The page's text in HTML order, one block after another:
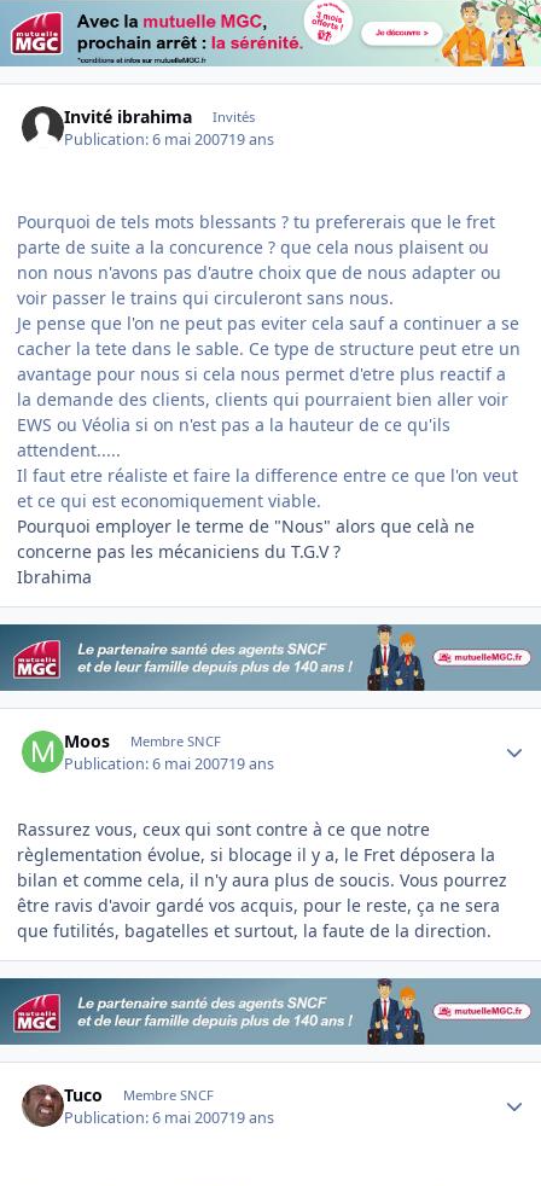
Invité ibrahima Invités
Publication:6 mai 200719 ans
Pourquoi de tels mots blessants ? tu prefererais que le fret
parte de suite a la concurence ? que cela nous plaisent ou
non nous n'avons pas d'autre choix que de nous adapter ou
voir passer le trains qui circuleront sans nous.
Je pense que l'on ne peut pas eviter cela sauf a continuer a se
cacher la tete dans le sable. Ce type de structure peut etre un
avantage pour nous si cela nous permet d'etre plus reactif a
la demande des clients, clients qui pourraient bien aller voir
EWS ou Véolia si on n'est pas a la hauteur de ce qu'ils
attendent.....
Il faut etre réaliste et faire la difference entre ce que l'on veut
et ce qui est economiquement viable.
Pourquoi employer le terme de "Nous" alors que celà ne
concerne pas les mécaniciens du T.G.V ?
Ibrahima
Moos Membre SNCF
Publication:6 mai 200719 ans
Rassurez vous, ceux qui sont contre à ce que notre
règlementation évolue, si blocage il y a, le Fret déposera la
bilan et comme cela, il n'y aura plus de soucis. Vous pourrez
être ravis d'avoir gardé vos acquis, pour le reste, ça ne sera
que futilités, bagatelles et surtout, la faute de la direction.
Tuco Membre SNCF
Publication:6 mai 200719 ans